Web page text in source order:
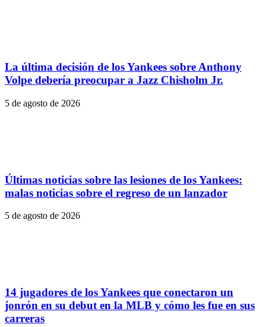
La última decisión de los Yankees sobre Anthony
Volpe debería preocupar a Jazz Chisholm Jr.
5 de agosto de 2026
Últimas noticias sobre las lesiones de los Yankees:
malas noticias sobre el regreso de un lanzador
5 de agosto de 2026
14 jugadores de los Yankees que conectaron un
jonrón en su debut en la MLB y cómo les fue en sus
carreras